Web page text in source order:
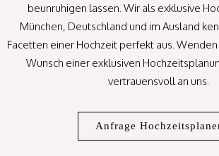
beunruhigen lassen. Wir als exklusive
München, Deutschland und im Ausland
Facetten einer Hochzeit perfekt aus.
Wunsch einer exklusiven
vertrauensvoll an uns.
Anfrage